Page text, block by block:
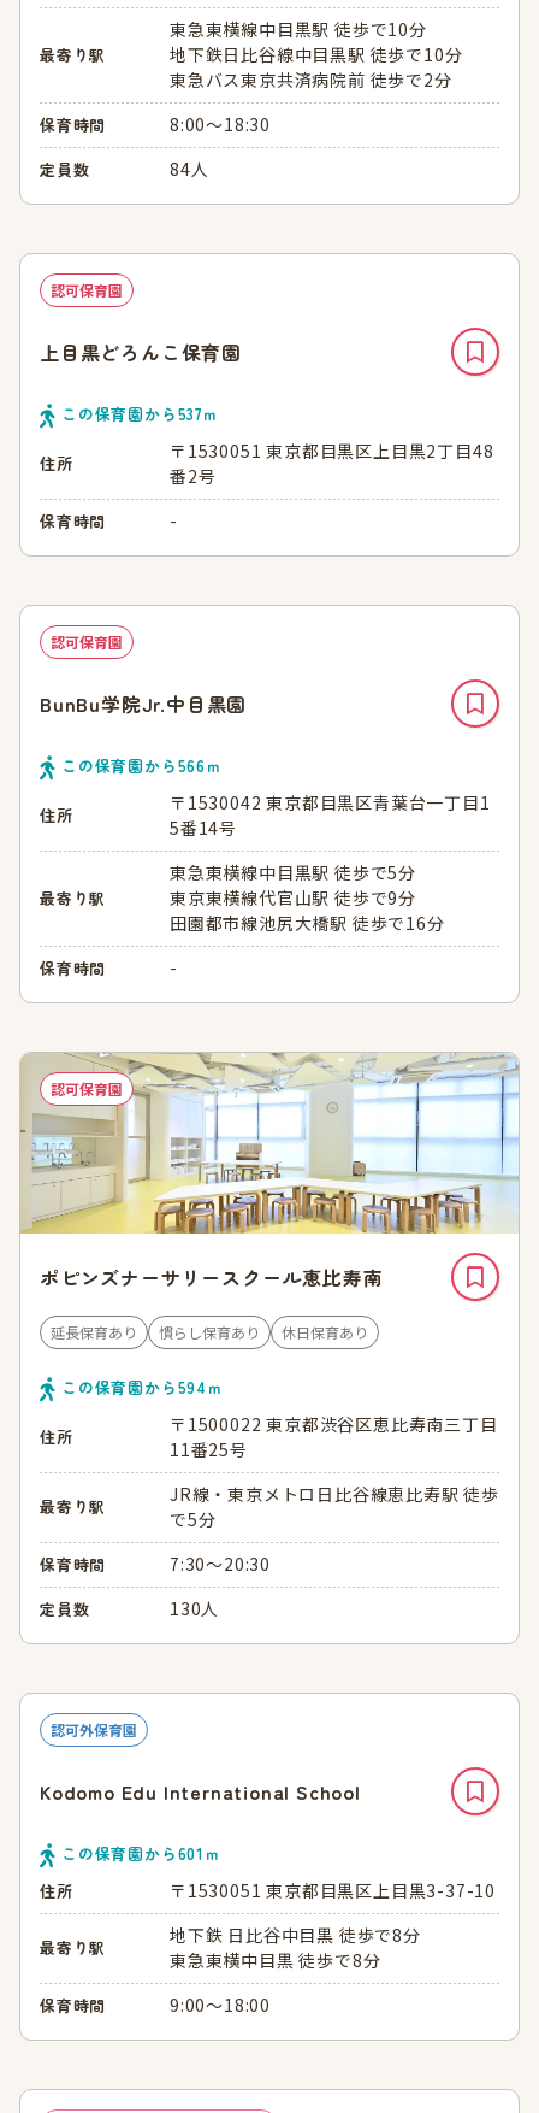
最寄り駅
東急東横線中目黒駅 徒歩で10分
地下鉄日比谷線中目黒駅 徒歩で10分
東急バス東京共済病院前 徒歩で2分
保育時間 8:00～18:30
定員数 84人
認可保育園
上目黒どろんこ保育園
この保育園から537ｍ
住所
〒1530051 東京都目黒区上目黒2丁目48
番2号
保育時間 -
認可保育園
BunBu学院Jr.中目黒園
この保育園から566ｍ
住所
〒1530042 東京都目黒区青葉台一丁目1
5番14号
最寄り駅
東急東横線中目黒駅 徒歩で5分
東京東横線代官山駅 徒歩で9分
田園都市線池尻大橋駅 徒歩で16分
保育時間 -
認可保育園
ポピンズナーサリースクール恵比寿南
延長保育あり 慣らし保育あり 休日保育あり
この保育園から594 ｍ
住所
〒1500022 東京都渋谷区恵比寿南三丁目
11番25号
最寄り駅
JR線・東京メトロ日比谷線恵比寿駅 徒歩
で5分
保育時間 7:30～20:30
定員数 130人
認可外保育園
Kodomo Edu International School
この保育園から601 ｍ
住所
〒1530051 東京都目黒区上目黒3-37-10
最寄り駅
地下鉄 日比谷中目黒 徒歩で8分
東急東横中目黒 徒歩で8分
保育時間 9:00～18:00